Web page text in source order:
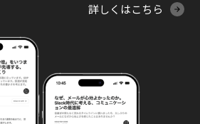
詳しくはこちら